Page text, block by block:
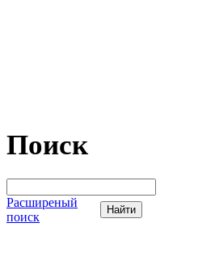
Поиск
Расширеный
поиск